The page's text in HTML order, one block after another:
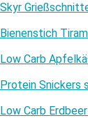
Skyr
Bienenstich
Low Carb
Protein Snickers
Low Carb